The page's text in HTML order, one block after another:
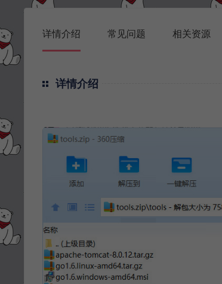
详情介绍 常见问题 相关资源
详情介绍